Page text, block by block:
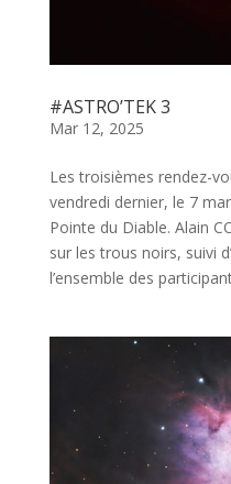
#ASTRO’TEK 3
Mar 12, 2025
Les troisièmes rendez-
vendredi dernier, le 7
Pointe du Diable. Alain
sur les trous noirs, suivi
l’ensemble des